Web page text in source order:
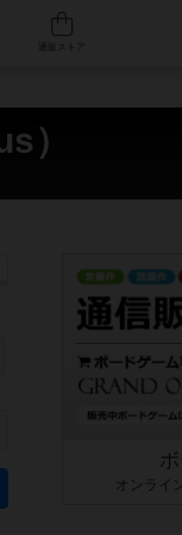
人気ボードゲーム
）
アルを読む時間や参加者
世ファンタジー・クッキ
ムに慣れている方向けの
オンライ